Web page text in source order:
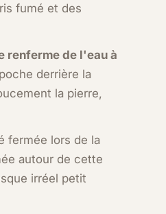
fumé et des
renferme de l'eau à
derrière la
la pierre,
fermée lors de la
autour de cette
irréel petit